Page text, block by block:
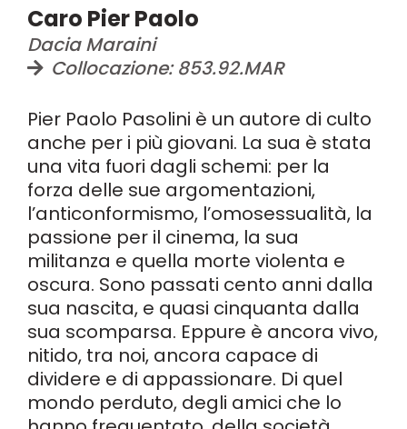
Caro Pier Paolo
Dacia Maraini
Collocazione: 853.92.MAR
Pier Paolo Pasolini è un autore di culto
anche per i più giovani. La sua è stata
una vita fuori dagli schemi: per la
forza delle sue argomentazioni,
l’anticonformismo, l’omosessualità, la
passione per il cinema, la sua
militanza e quella morte violenta e
oscura. Sono passati cento anni dalla
sua nascita, e quasi cinquanta dalla
sua scomparsa. Eppure è ancora vivo,
nitido, tra noi, ancora capace di
dividere e di appassionare. Di quel
mondo perduto, degli amici che lo